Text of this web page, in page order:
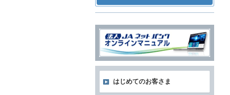
はじめてのお客さま